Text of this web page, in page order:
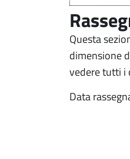
Questa
dimensione
vedere tutti i
Data